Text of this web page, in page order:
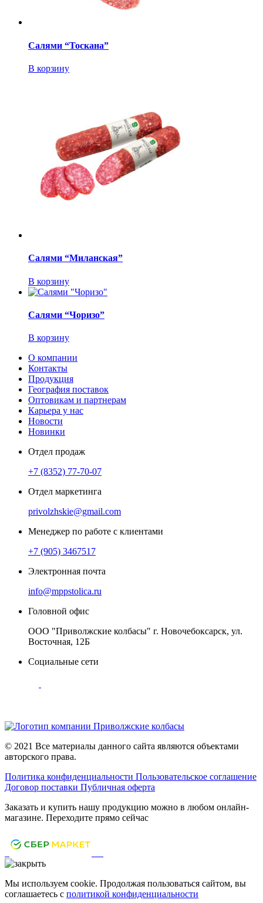
Салями “Тоскана”
В корзину
Салями “Миланская”
В корзину
Салями “Чоризо”
В корзину
О компании
Контакты
Продукция
География поставок
Оптовикам и партнерам
Карьера у нас
Новости
Новинки
Отдел продаж
+7 (8352) 77-70-07
Отдел маркетинга
privolzhskie@gmail.com
Менеджер по работе с клиентами
+7 (905) 3467517
Электронная почта
info@mppstolica.ru
Головной офис
ООО "Приволжские колбасы" г. Новочебоксарск, ул.
Восточная, 12Б
Социальные сети
© 2021 Все материалы данного сайта являются объектами
авторского права.
Политика конфиденциальности Пользовательское соглашение
Договор поставки Публичная оферта
Заказать и купить нашу продукцию можно в любом онлайн-
магазине. Переходите прямо сейчас
Мы используем cookie. Продолжая пользоваться сайтом, вы
соглашаетесь с политикой конфиденциальности